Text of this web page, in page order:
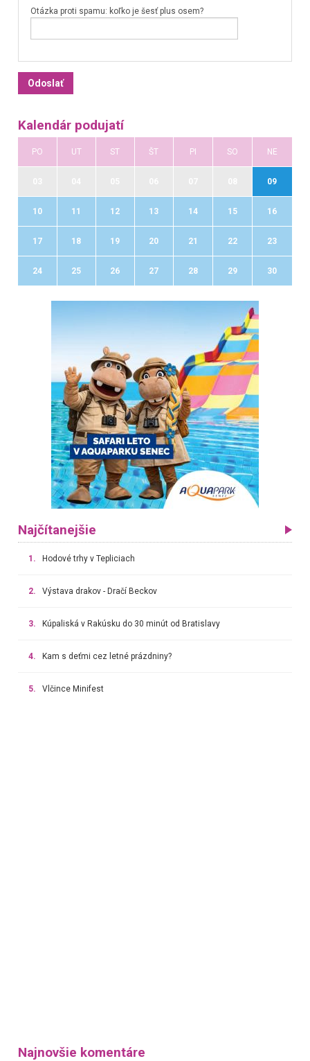
Otázka proti spamu: koľko je šesť plus osem?
Kalendár podujatí
PO UT ST ŠT PI SO NE
09
10 11 12 13 14 15 16
17 18 19 20 21 22 23
24 25 26 27 28 29 30
Najčítanejšie
1. Hodové trhy v Tepliciach
2. Výstava drakov - Dračí Beckov
3. Kúpaliská v Rakúsku do 30 minút od Bratislavy
4. Kam s deťmi cez letné prázdniny?
5. Vlčince Minifest
Najnovšie komentáre